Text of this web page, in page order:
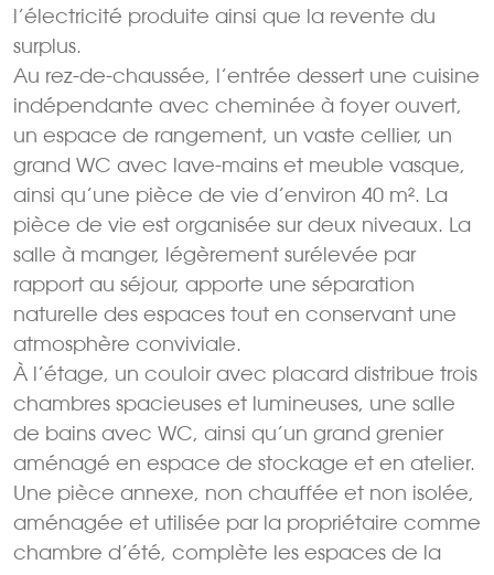
l’électricité produite ainsi que la revente du
surplus.
Au rez-de-chaussée, l’entrée dessert une cuisine
indépendante avec cheminée à foyer ouvert,
un espace de rangement, un vaste cellier, un
grand WC avec lave-mains et meuble vasque,
ainsi qu’une pièce de vie d’environ 40 m². La
pièce de vie est organisée sur deux niveaux. La
salle à manger, légèrement surélevée par
rapport au séjour, apporte une séparation
naturelle des espaces tout en conservant une
atmosphère conviviale.
À l’étage, un couloir avec placard distribue trois
chambres spacieuses et lumineuses, une salle
de bains avec WC, ainsi qu’un grand grenier
aménagé en espace de stockage et en atelier.
Une pièce annexe, non chauffée et non isolée,
aménagée et utilisée par la propriétaire comme
chambre d’été, complète les espaces de la